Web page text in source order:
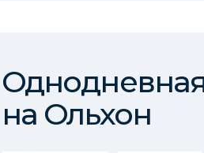
на Ольхон